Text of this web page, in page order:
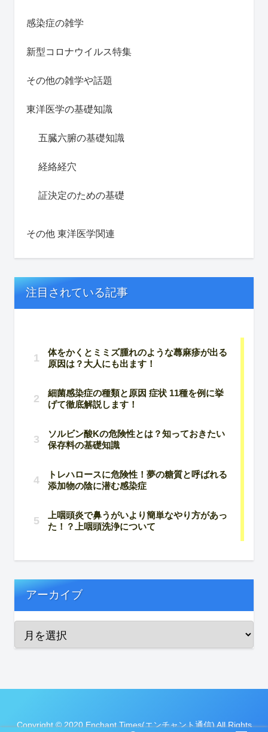
感染症の雑学
新型コロナウイルス特集
その他の雑学や話題
東洋医学の基礎知識
五臓六腑の基礎知識
経絡経穴
証決定のための基礎
その他 東洋医学関連
注目されている記事
アーカイブ
Copyright © 2020 Enchant Times(エンチャント通信) All Rights